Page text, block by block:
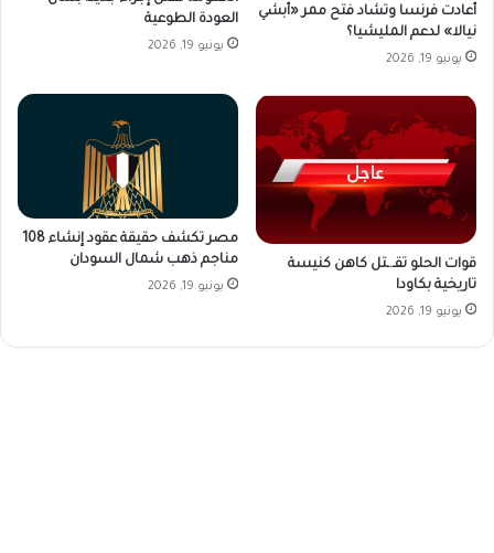
أعادت فرنسا وتشاد فتح ممر «أبشي
نيالا» لدعم المليشيا؟
يونيو 19, 2026
العودة الطوعية
يونيو 19, 2026
قوات الحلو تقـ.ـتل كاهن كنيسة
تاريخية بكاودا
يونيو 19, 2026
مصر تكشف حقيقة عقود إنشاء 108
مناجم ذهب شمال السودان
يونيو 19, 2026